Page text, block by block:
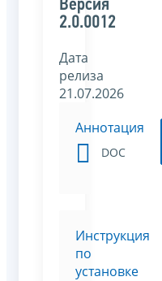
Версия
2.0.0012
Дата
релиза
21.07.2026
Аннотация
DOC
Инструкция
по
установке